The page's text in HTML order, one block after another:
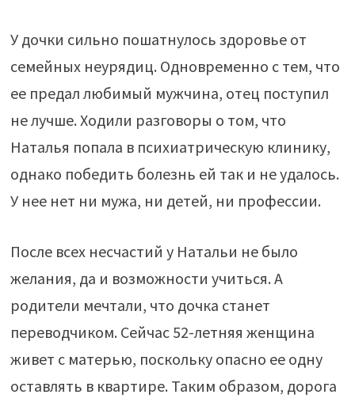
У дочки сильно пошатнулось здоровье от
семейных неурядиц. Одновременно с тем, что
ее предал любимый мужчина, отец поступил
не лучше. Ходили разговоры о том, что
Наталья попала в психиатрическую клинику,
однако победить болезнь ей так и не удалось.
У нее нет ни мужа, ни детей, ни профессии.
После всех несчастий у Натальи не было
желания, да и возможности учиться. А
родители мечтали, что дочка станет
переводчиком. Сейчас 52-летняя женщина
живет с матерью, поскольку опасно ее одну
оставлять в квартире. Таким образом, дорога